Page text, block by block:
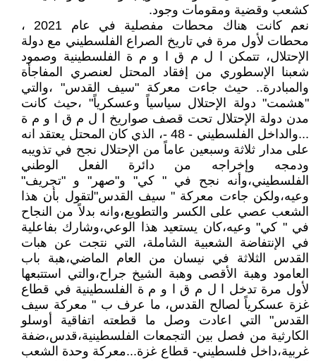
كشعب وقضية ومقومات وجود.
نعم كانت هناك محطات مفصلية في عام 2021 ،
محطات لأول مرة في تاريخ الصراع الفلسطيني مع دولة
الإحتلال، تتمكن ا ل م ق ا و م ة الفلسطينية وصمود
شعبنا الإسطوري من إفقاد المحتل لعنصري المفاجأة
والمبادرة.. حيث جاءت معركة "سيف القدس" ،والتي
"هشمت" دولة الإحتلال سياسياً وعسكرياً" ،حيث كانت
مدن دولة الإحتلال تحت قصف صواريخ ا ل م ق ا و م ة
...والداخل الفلسطيني - 48 -، الذي كان المحتل يعتقد انه
على مدار ثلاثة وسبعين عاماً من الإحتلال نجح في تذويبه
ودمجه وإخراجه من دائرة الفعل الوطني
الفلسطيني،وأنه نجح في " كي" و"صهر" و "تجريف"
وعيه،ولكن جاءت معركة " سيف القدس"لتقول بأن هذا
الشعب عصي على الكسر والتطويع،وانه بدلاً من النجاح
في " كي" وعيه،كان يستعيد هذا الوعي،وشارك بفاعلية
في الإنتفاضة الشعبية الشاملة، التي نتجت عن هبات
القدس الثلاثة في نيسان من العام الماضي،هبة باب
العامود وهبة الأقصى وهبة الشيخ جراح،والتي استتبعها
لأول مرة تدخل ا ل م ق ا و م ة الفلسطينية في قطاع
غزة عسكرياً لصالح القدس، ما عرف ب " معركة سيف
القدس" التي اعادت وصل ما قطعته اتفاقية أوسلو
الكارثية من فصل بين التجمعات الفلسطينية،قدس،ضفة
غربية،داخل فلسطيني- قطاع غزة...معركة وحدة الشعب